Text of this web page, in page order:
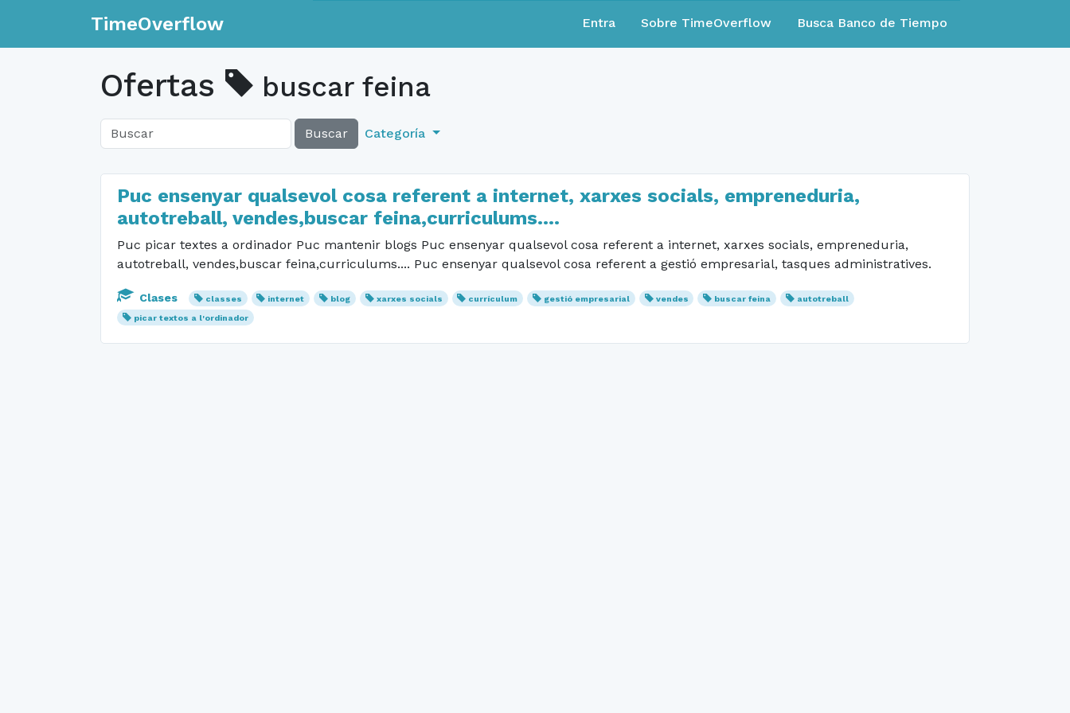
TimeOverflow Entra Sobre TimeOverflow Busca Banco de Tiempo
Ofertas buscar feina
Buscar Categoría
Puc ensenyar qualsevol cosa referent a internet, xarxes socials, empreneduria,
autotreball, vendes,buscar feina,curriculums....
Puc picar textes a ordinador Puc mantenir blogs Puc ensenyar qualsevol cosa referent a internet, xarxes socials, empreneduria,
autotreball, vendes,buscar feina,curriculums.... Puc ensenyar qualsevol cosa referent a gestió empresarial, tasques administratives.
Clases classes internet blog xarxes socials currículum gestió empresarial vendes buscar feina
autotreball
picar textos a l'ordinador